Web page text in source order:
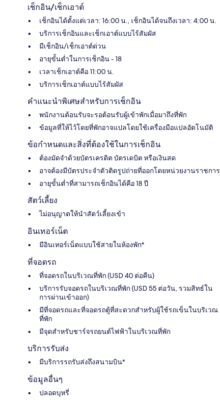
เช็กอิน/เช็กเอาต์
เช็กอินได้ตั้งแต่เวลา: 16:00 น., เช็กอินได้จนถึงเวลา: 4:00 น.
บริการเช็กอินและเช็กเอาต์แบบไร้สัมผัส
มีเช็กอิน/เช็กเอาต์ด่วน
อายุขั้นต่ำในการเช็กอิน - 18
เวลาเช็กเอาต์คือ 11:00 น.
บริการเช็กเอาต์แบบไร้สัมผัส
คำแนะนำพิเศษสำหรับการเช็กอิน
พนักงานต้อนรับจะรอต้อนรับผู้เข้าพักเมื่อมาถึงที่พัก
ข้อมูลที่ให้ไว้โดยที่พักอาจแปลโดยใช้เครื่องมือแปลอัตโนมัติ
ข้อกำหนดและสิ่งที่ต้องใช้ในการเช็กอิน
ต้องมัดจำด้วยบัตรเครดิต บัตรเดบิต หรือเงินสด
อาจต้องมีบัตรประจำตัวติดรูปถ่ายที่ออกโดยหน่วยงานราชการ
อายุขั้นต่ำที่สามารถเช็กอินได้คือ 18 ปี
สัตว์เลี้ยง
ไม่อนุญาตให้นำสัตว์เลี้ยงเข้า
อินเทอร์เน็ต
มีอินเทอร์เน็ตแบบใช้สายในห้องพัก*
ที่จอดรถ
ที่จอดรถในบริเวณที่พัก (USD 40 ต่อคืน)
บริการรับจอดรถในบริเวณที่พัก (USD 55 ต่อวัน, รวมสิทธ์ใน
การผ่านเข้าออก)
มีที่จอดรถและที่จอดรถตู้ที่สะดวกสำหรับผู้ใช้รถเข็นในบริเวณ
ที่พัก
มีจุดสำหรับชาร์จรถยนต์ไฟฟ้าในบริเวณที่พัก
บริการรับส่ง
มีบริการรถรับส่งถึงสนามบิน*
ข้อมูลอื่นๆ
ปลอดบุหรี่